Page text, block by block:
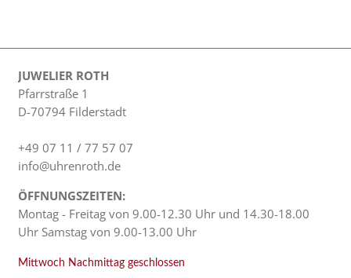
JUWELIER ROTH
Pfarrstraße 1
D-70794 Filderstadt
+49 07 11 / 77 57 07
info@uhrenroth.de
ÖFFNUNGSZEITEN:
Montag - Freitag von 9.00-12.30 Uhr und 14.30-18.00
Uhr Samstag von 9.00-13.00 Uhr
Mittwoch Nachmittag geschlossen